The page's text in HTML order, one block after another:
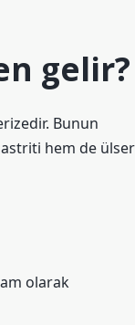
gelir?
Bunun
hem de
olarak